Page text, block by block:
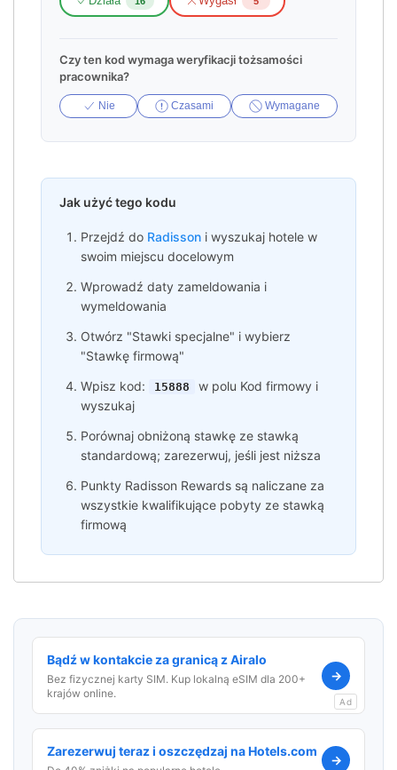
Czy ten kod wymaga weryfikacji tożsamości
pracownika?
Nie Czasami Wymagane
Jak użyć tego kodu
Przejdź do Radisson i wyszukaj hotele w
swoim miejscu docelowym
Wprowadź daty zameldowania i
wymeldowania
Otwórz "Stawki specjalne" i wybierz
"Stawkę firmową"
Wpisz kod:
15888
w polu Kod firmowy i
wyszukaj
Porównaj obniżoną stawkę ze stawką
standardową; zarezerwuj, jeśli jest niższa
Punkty Radisson Rewards są naliczane za
wszystkie kwalifikujące pobyty ze stawką
firmową
Bądź w kontakcie za granicą z Airalo
Bez fizycznej karty SIM. Kup lokalną eSIM dla 200+
krajów online.
→
Ad
Zarezerwuj teraz i oszczędzaj na Hotels.com
→